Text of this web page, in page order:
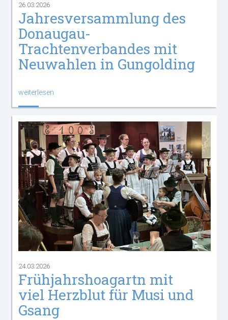
26.03.2026
Jahresversammlung des
Donaugau-
Trachtenverbandes mit
Neuwahlen in Gungolding
weiterlesen
24.03.2026
Frühjahrshoagartn mit
viel Herzblut für Musi und
Gsang